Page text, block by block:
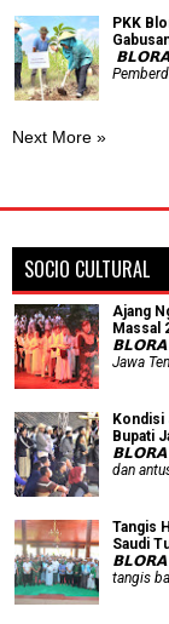
PKK
𝗕𝗟𝗢𝗥𝗔
Next More »
SOCIO CULTURAL
Ajang
Massal
𝗕𝗟𝗢𝗥𝗔
Jawa
Kondisi
Bupati
𝗕𝗟𝗢𝗥𝗔
dan
Tangis
Saudi
𝗕𝗟𝗢𝗥𝗔
tangis